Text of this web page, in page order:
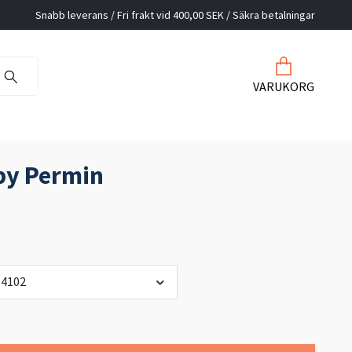
Snabb leverans / Fri frakt vid 400,00 SEK / Säkra betalningar
VARUKORG
Permin